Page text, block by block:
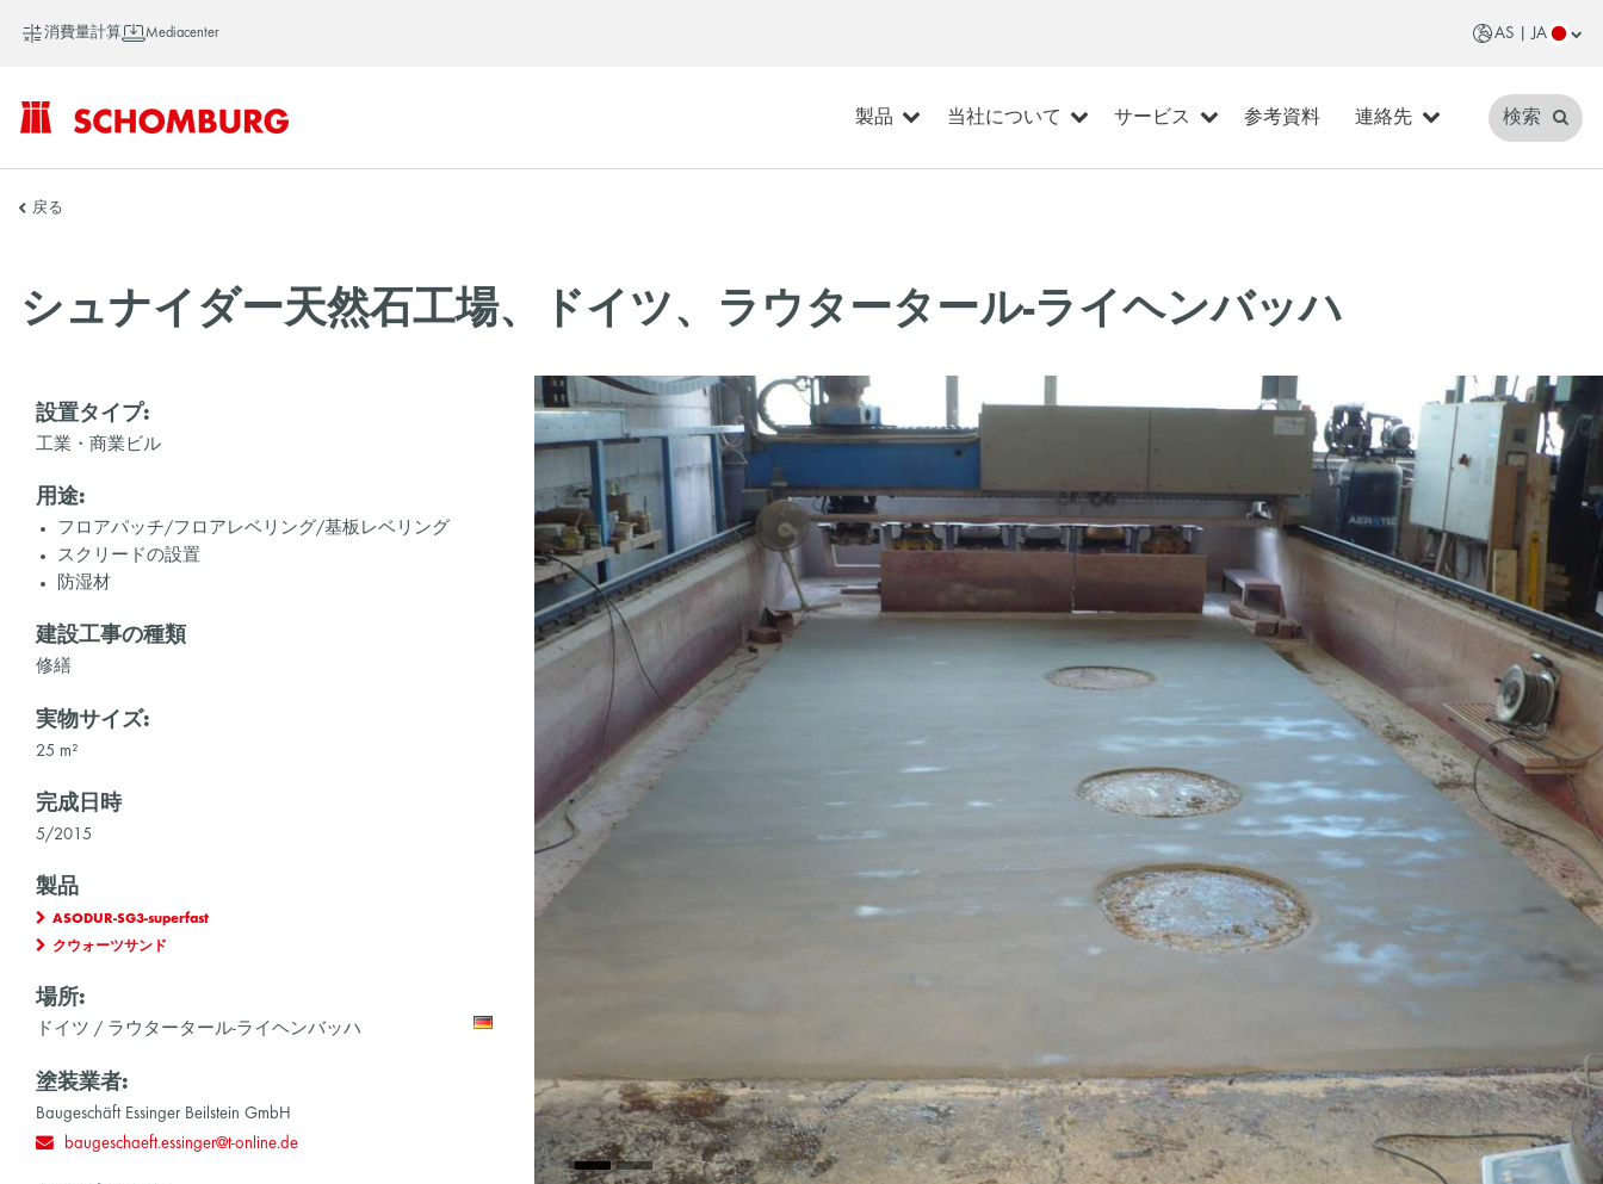
消費量計算 Mediacenter AS | JA
SCHOMBURG
製品 当社について サービス 参考資料 連絡先 検索
戻る
シュナイダー天然石工場、ドイツ、ラウタータール-ライヘンバッハ
設置タイプ:
工業・商業ビル
用途:
フロアパッチ/フロアレベリング/基板レベリング
スクリードの設置
防湿材
建設工事の種類
修繕
実物サイズ:
25 m²
完成日時
5/2015
製品
ASODUR-SG3-superfast
クウォーツサンド
場所:
ドイツ / ラウタータール-ライヘンバッハ
塗装業者:
Baugeschäft Essinger Beilstein GmbH
baugeschaeft.essinger@t-online.de